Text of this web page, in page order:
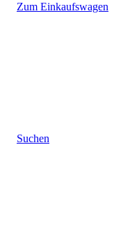
Zum Einkaufswagen
Suchen